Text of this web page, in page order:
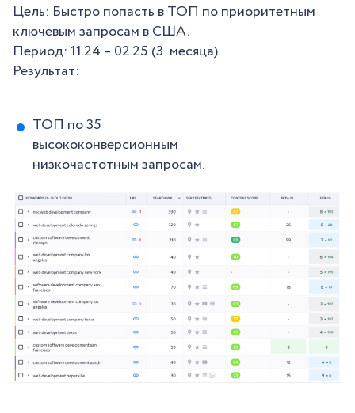
Цель: Быстро попасть в ТОП по приоритетным
ключевым запросам в США.
Период: 11.24 – 02.25 (3 месяца)
Результат:
ТОП по 35
высококонверсионным
низкочастотным запросам.